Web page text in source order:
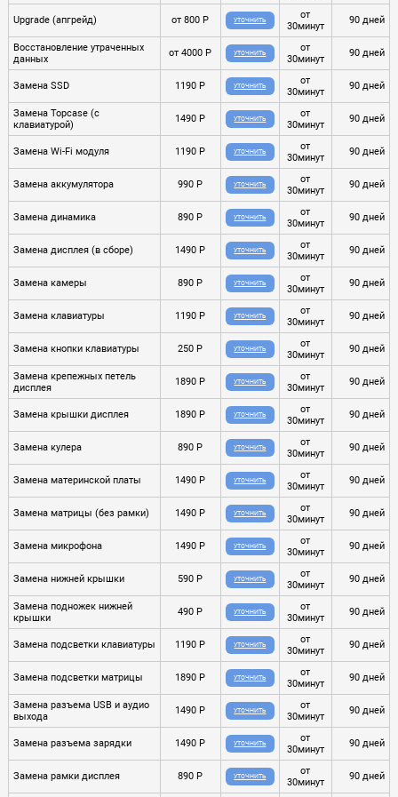
Upgrade (апгрейд) от 800 Р УТОЧНИТЬ
от
30минут
90 дней
Восстановление утраченных
данных
от 4000 Р УТОЧНИТЬ
от
30минут
90 дней
Замена SSD 1190 Р УТОЧНИТЬ
от
30минут
90 дней
Замена Topcase (с
клавиатурой)
1490 Р УТОЧНИТЬ
от
30минут
90 дней
Замена Wi-Fi модуля 1190 Р УТОЧНИТЬ
от
30минут
90 дней
Замена аккумулятора 990 Р УТОЧНИТЬ
от
30минут
90 дней
Замена динамика 890 Р УТОЧНИТЬ
от
30минут
90 дней
Замена дисплея (в сборе) 1490 Р УТОЧНИТЬ
от
30минут
90 дней
Замена камеры 890 Р УТОЧНИТЬ
от
30минут
90 дней
Замена клавиатуры 1190 Р УТОЧНИТЬ
от
30минут
90 дней
Замена кнопки клавиатуры 250 Р УТОЧНИТЬ
от
30минут
90 дней
Замена крепежных петель
дисплея
1890 Р УТОЧНИТЬ
от
30минут
90 дней
Замена крышки дисплея 1890 Р УТОЧНИТЬ
от
30минут
90 дней
Замена кулера 890 Р УТОЧНИТЬ
от
30минут
90 дней
Замена материнской платы 1490 Р УТОЧНИТЬ
от
30минут
90 дней
Замена матрицы (без рамки) 1490 Р УТОЧНИТЬ
от
30минут
90 дней
Замена микрофона 1490 Р УТОЧНИТЬ
от
30минут
90 дней
Замена нижней крышки 590 Р УТОЧНИТЬ
от
30минут
90 дней
Замена подножек нижней
крышки
490 Р УТОЧНИТЬ
от
30минут
90 дней
Замена подсветки клавиатуры 1190 Р УТОЧНИТЬ
от
30минут
90 дней
Замена подсветки матрицы 1890 Р УТОЧНИТЬ
от
30минут
90 дней
Замена разъема USB и аудио
выхода
1490 Р УТОЧНИТЬ
от
30минут
90 дней
Замена разъема зарядки 1490 Р УТОЧНИТЬ
от
30минут
90 дней
Замена рамки дисплея 890 Р УТОЧНИТЬ
от
30минут
90 дней